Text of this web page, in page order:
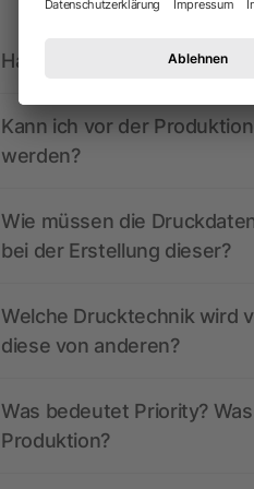
Hat allbranded derzeit
Kann ich vor der
werden?
Wie müssen die
bei der Erstellung dieser?
Welche Drucktechnik wird
diese von anderen?
Was bedeutet Priority?
Produktion?